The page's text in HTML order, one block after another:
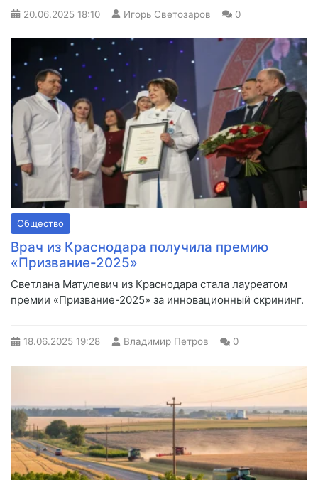
20.06.2025 18:10 Игорь Светозаров 0
Общество
Врач из Краснодара получила премию
«Призвание-2025»
Светлана Матулевич из Краснодара стала лауреатом
премии «Призвание-2025» за инновационный скрининг.
18.06.2025 19:28 Владимир Петров 0